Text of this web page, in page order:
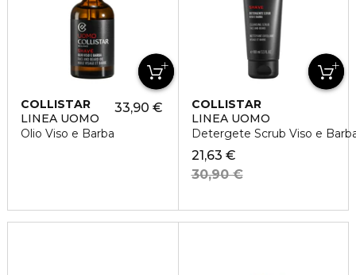
COLLISTAR
LINEA UOMO
Olio Viso e Barba
33,90 €
COLLISTAR
LINEA UOMO
Detergete Scrub Viso e
21,63 €
30,90 €